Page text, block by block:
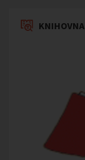
KNIHOVNA